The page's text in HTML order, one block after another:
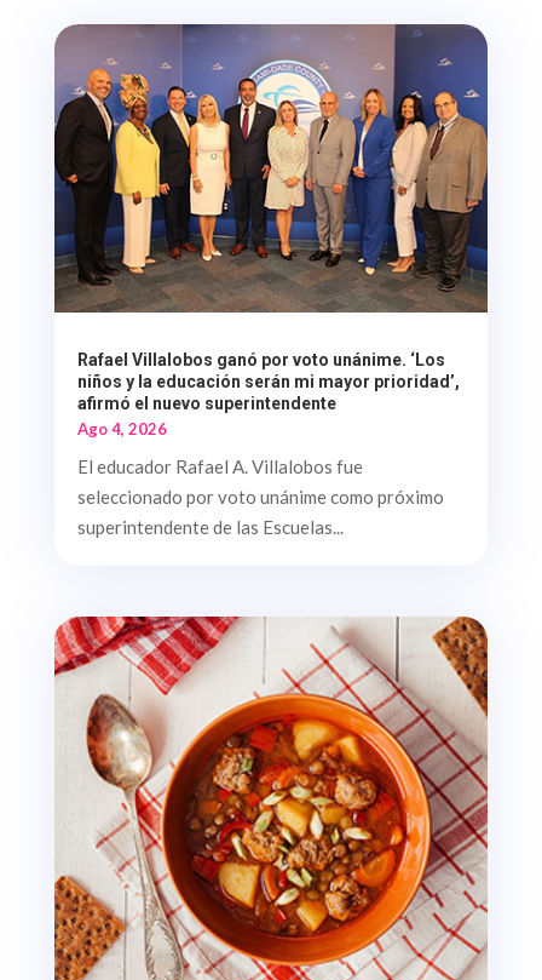
Rafael Villalobos ganó por voto unánime. ‘Los
niños y la educación serán mi mayor prioridad’,
afirmó el nuevo superintendente
Ago 4, 2026
El educador Rafael A. Villalobos fue
seleccionado por voto unánime como próximo
superintendente de las Escuelas...